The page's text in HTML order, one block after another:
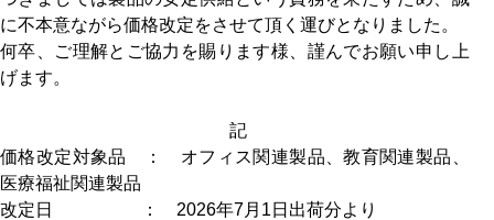
に不本意ながら価格改定をさせて頂く運びとなりました。
何卒、ご理解とご協力を賜ります様、謹んでお願い申し上
げます。
記
価格改定対象品 ： オフィス関連製品、教育関連製品、
医療福祉関連製品
改定日 ： 2026年7月1日出荷分より